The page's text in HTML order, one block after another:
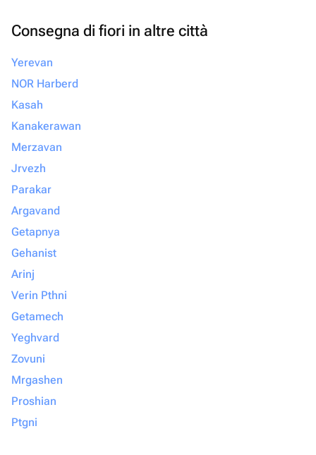
Consegna di fiori in altre città
Yerevan
NOR Harberd
Kasah
Kanakerawan
Merzavan
Jrvezh
Parakar
Argavand
Getapnya
Gehanist
Arinj
Verin Pthni
Getamech
Yeghvard
Zovuni
Mrgashen
Proshian
Ptgni